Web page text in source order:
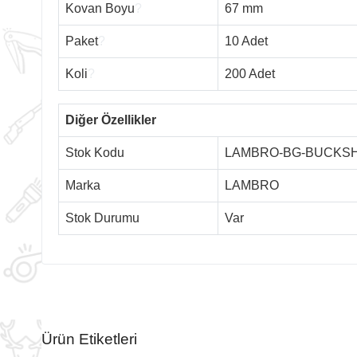
Kovan Boyu 67 mm
Paket? 10 Adet
Koli 200 Adet
Diğer Özellikler
Stok Kodu LAMBRO-BG-
Marka LAMBRO
Stok Durumu Var
Ürün Etiketleri